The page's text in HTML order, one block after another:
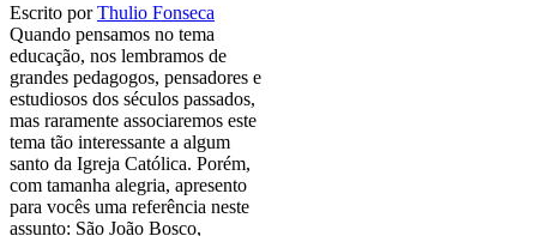
Escrito porThulio Fonseca
Quando pensamos no tema
educação, nos lembramos de
grandes pedagogos, pensadores e
estudiosos dos séculos passados,
mas raramente associaremos este
tema tão interessante a algum
santo da Igreja Católica. Porém,
com tamanha alegria, apresento
para vocês uma referência neste
assunto: São João Bosco,